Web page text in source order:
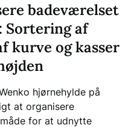
badeværelset
Sortering af
kurve og kasser
hjørnehylde på
at organisere
for at udnytte